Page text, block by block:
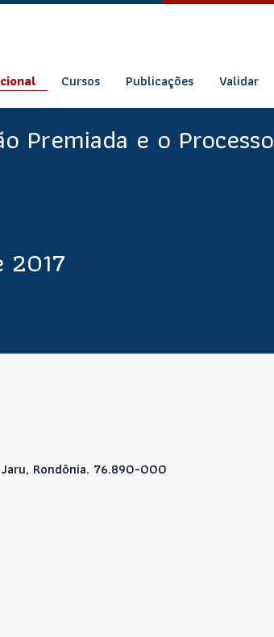
Cursos Publicações Validar
Premiada e o Processo
2017
Rondônia. 76.890-000